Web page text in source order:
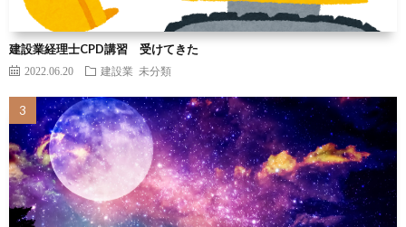
建設業経理士CPD講習 受けてきた
2022.06.20 建設業 未分類